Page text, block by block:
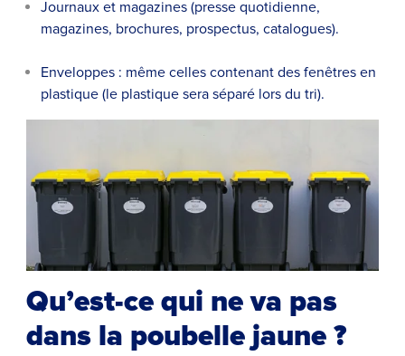
Journaux et magazines (presse quotidienne,
magazines, brochures, prospectus, catalogues).
Enveloppes : même celles contenant des fenêtres en
plastique (le plastique sera séparé lors du tri).
Qu’est-ce qui ne va pas
dans la poubelle jaune ?